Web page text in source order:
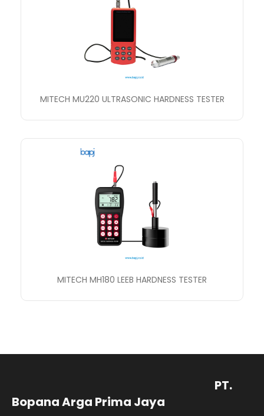
MITECH MU220 ULTRASONIC HARDNESS TESTER
MITECH MH180 LEEB HARDNESS TESTER
PT.
Bopana Arga Prima Jaya